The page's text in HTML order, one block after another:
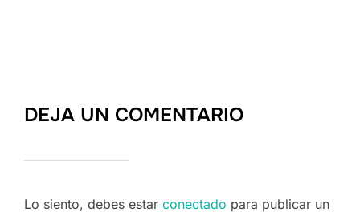
DEJA UN COMENTARIO
Lo siento, debes estar conectado para publicar un